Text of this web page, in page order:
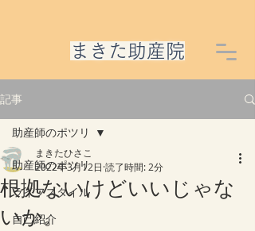
​まきた助産院
記事
助産師のポツリ
ライフスタイル
自己紹介
助産師のポツリ
根拠ないけどいいじゃな
いか。
まきたひさこ
2022年3月12日 読了時間: 2分